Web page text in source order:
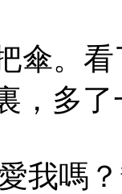
傘。
，多
我嗎